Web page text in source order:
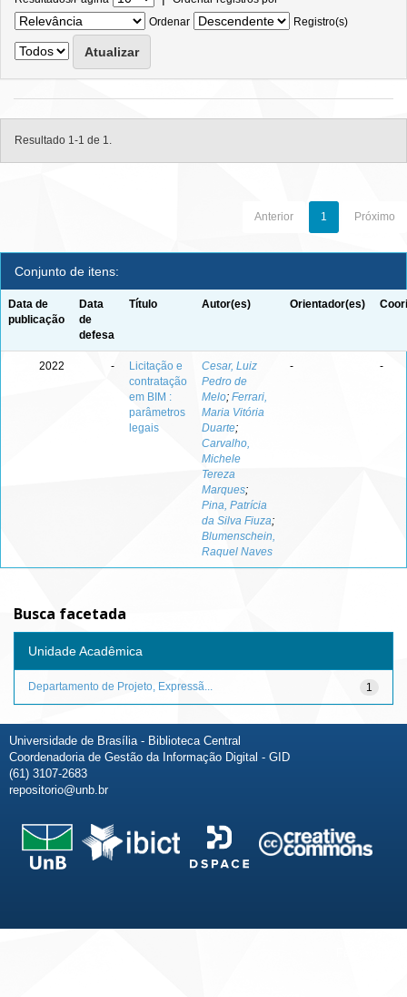
Ordenar
Registro(s)
Resultado 1-1 de 1.
Anterior 1 Próximo
Conjunto de itens:
Data de
publicação
Data
de
defesa
Título Autor(es) Orientador(es)
2022 -
Licitação e
contratação
em BIM :
parâmetros
legais
Cesar, Luiz
Pedro de
Melo; Ferrari,
Maria Vitória
Duarte;
Carvalho,
Michele
Tereza
Marques;
Pina, Patrícia
da Silva Fiuza;
Blumenschein,
Raquel Naves
- -
Busca facetada
Unidade Acadêmica
1
Departamento de Projeto, Expressã...
Universidade de Brasília - Biblioteca Central
Coordenadoria de Gestão da Informação Digital - GID
(61) 3107-2683
repositorio@unb.br